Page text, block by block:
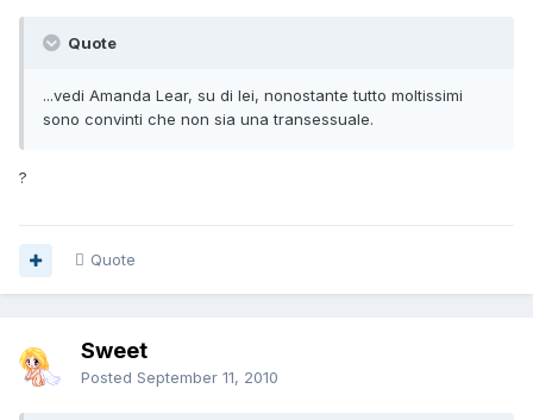
Quote
...vedi Amanda Lear, su di lei, nonostante tutto moltissimi
sono convinti che non sia una transessuale.
?
Quote
Sweet
Posted September 11, 2010